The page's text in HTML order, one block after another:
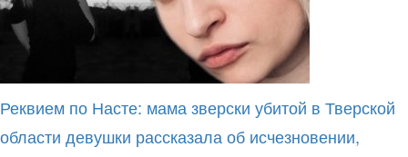
Реквием по Насте: мама зверски убитой в Тверской
области девушки рассказала об исчезновении,